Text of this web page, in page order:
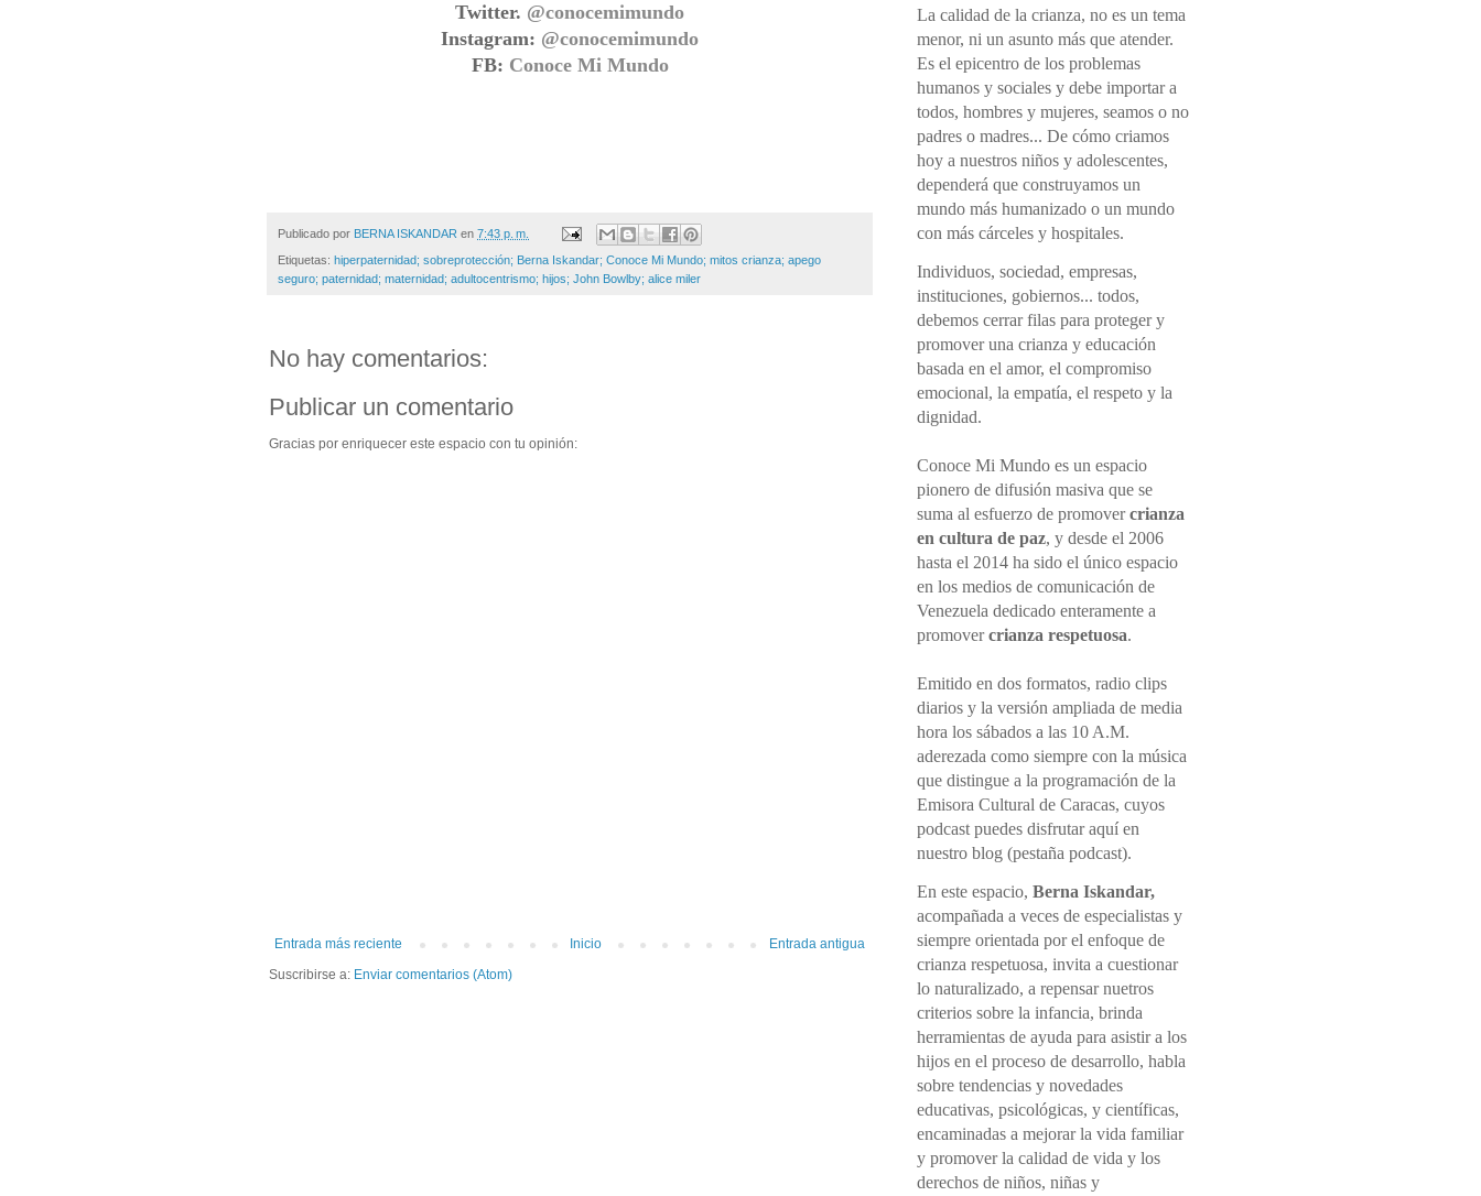
Twitter. @conocemimundo
Instagram: @conocemimundo
FB: Conoce Mi Mundo
Publicado por BERNA ISKANDAR en 7:43 p. m.
Etiquetas: hiperpaternidad; sobreprotección; Berna Iskandar; Conoce Mi Mundo; mitos crianza; apego
seguro; paternidad; maternidad; adultocentrismo; hijos; John Bowlby; alice miler
No hay comentarios:
Publicar un comentario
Gracias por enriquecer este espacio con tu opinión:
Entrada más reciente Entrada antigua
Inicio
Suscribirse a: Enviar comentarios (Atom)
La calidad de la crianza, no es un tema
menor, ni un asunto más que atender.
Es el epicentro de los problemas
humanos y sociales y debe importar a
todos, hombres y mujeres, seamos o no
padres o madres... De cómo criamos
hoy a nuestros niños y adolescentes,
dependerá que construyamos un
mundo más humanizado o un mundo
con más cárceles y hospitales.
Individuos, sociedad, empresas,
instituciones, gobiernos... todos,
debemos cerrar filas para proteger y
promover una crianza y educación
basada en el amor, el compromiso
emocional, la empatía, el respeto y la
dignidad.
Conoce Mi Mundo es un espacio
pionero de difusión masiva que se
suma al esfuerzo de promovercrianza
en cultura de paz, y desde el 2006
hasta el 2014 ha sido el único espacio
en los medios de comunicación de
Venezuela dedicado enteramente a
promovercrianza respetuosa.
Emitido en dos formatos, radio clips
diarios y la versión ampliada de media
hora los sábados a las 10 A.M.
aderezada como siempre con la música
que distingue a la programación de la
Emisora Cultural de Caracas, cuyos
podcast puedes disfrutar aquí en
nuestro blog (pestaña podcast).
En este espacio, Berna Iskandar,
acompañada a veces de especialistas y
siempre orientada por el enfoque de
crianza respetuosa, invita a cuestionar
lo naturalizado, a repensar nuetros
criterios sobre la infancia, brinda
herramientas de ayuda para asistir a los
hijos en el proceso de desarrollo, habla
sobre tendencias y novedades
educativas, psicológicas, y científicas,
encaminadas a mejorar la vida familiar
y promover la calidad de vida y los
derechos de niños, niñas y